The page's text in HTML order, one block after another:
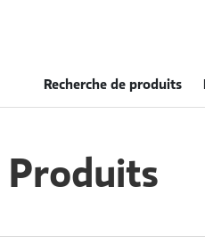
Recherche de produits
Produits